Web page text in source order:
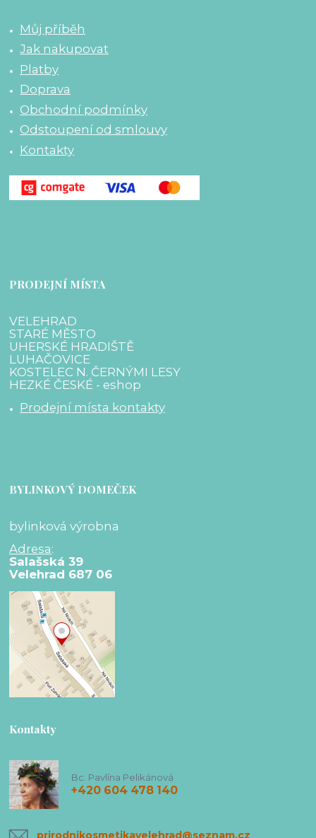
Můj příběh
Jak nakupovat
Platby
Doprava
Obchodní podmínky
Odstoupení od smlouvy
Kontakty
PRODEJNÍ MÍSTA
VELEHRAD
STARÉ MĚSTO
UHERSKÉ HRADIŠTĚ
LUHAČOVICE
KOSTELEC N. ČERNÝMI LESY
HEZKÉ ČESKÉ - eshop
Prodejní místa kontakty
BYLINKOVÝ DOMEČEK
bylinková výrobna
Adresa:
Salašská 39
Velehrad 687 06
Kontakty
Bc. Pavlína Pelikánová
+420 604 478 140
prirodnikosmetikavelehrad@seznam.cz